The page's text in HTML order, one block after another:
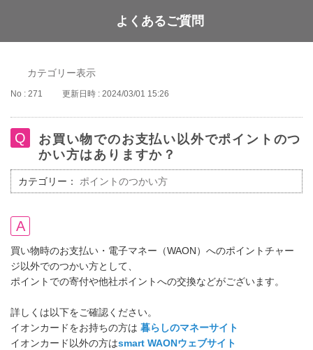
WAON POINT
よくあるご質問
カテゴリー表示
No : 271 更新日時 : 2024/03/01 15:26
お買い物でのお支払い以外でポイントのつ
かい方はありますか？
カテゴリー： ポイントのつかい方
買い物時のお支払い・電子マネー（WAON）へのポイントチャー
ジ以外でのつかい方として、
ポイントでの寄付や他社ポイントへの交換などがございます。
詳しくは以下をご確認ください。
イオンカードをお持ちの方は 暮らしのマネーサイト
イオンカード以外の方はsmart WAONウェブサイト